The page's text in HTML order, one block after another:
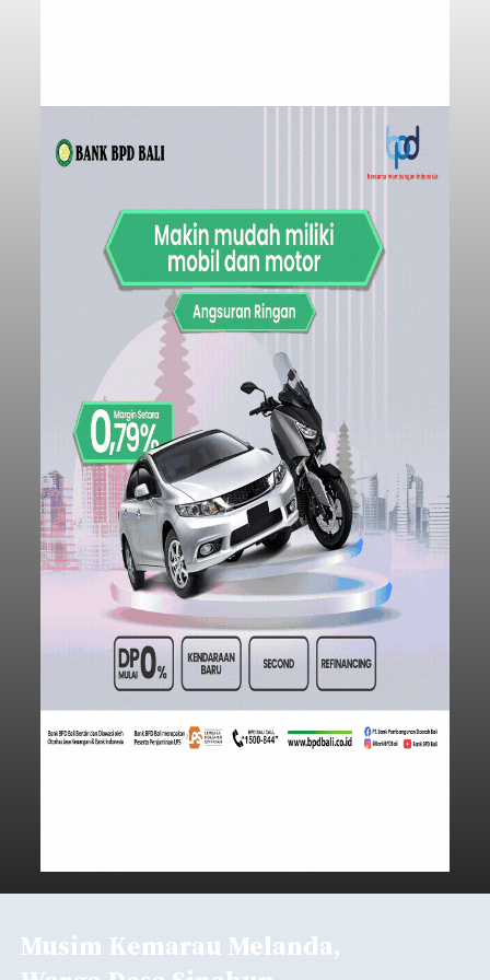
Musim Kemarau Melanda,